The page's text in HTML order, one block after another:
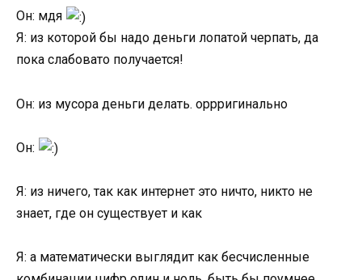
Он: мдя
Я: из которой бы надо деньги лопатой черпать, да
пока слабовато получается!
Он: из мусора деньги делать. оррригинально
Он:
Я: из ничего, так как интернет это ничто, никто не
знает, где он существует и как
Я: а математически выглядит как бесчисленные